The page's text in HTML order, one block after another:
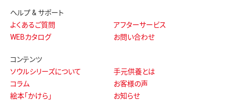
ヘルプ & サポート
よくあるご質問
アフターサービス
WEBカタログ
お問い合わせ
コンテンツ
ソウルシリーズについて
手元供養とは
コラム
お客様の声
絵本「かけら」
お知らせ